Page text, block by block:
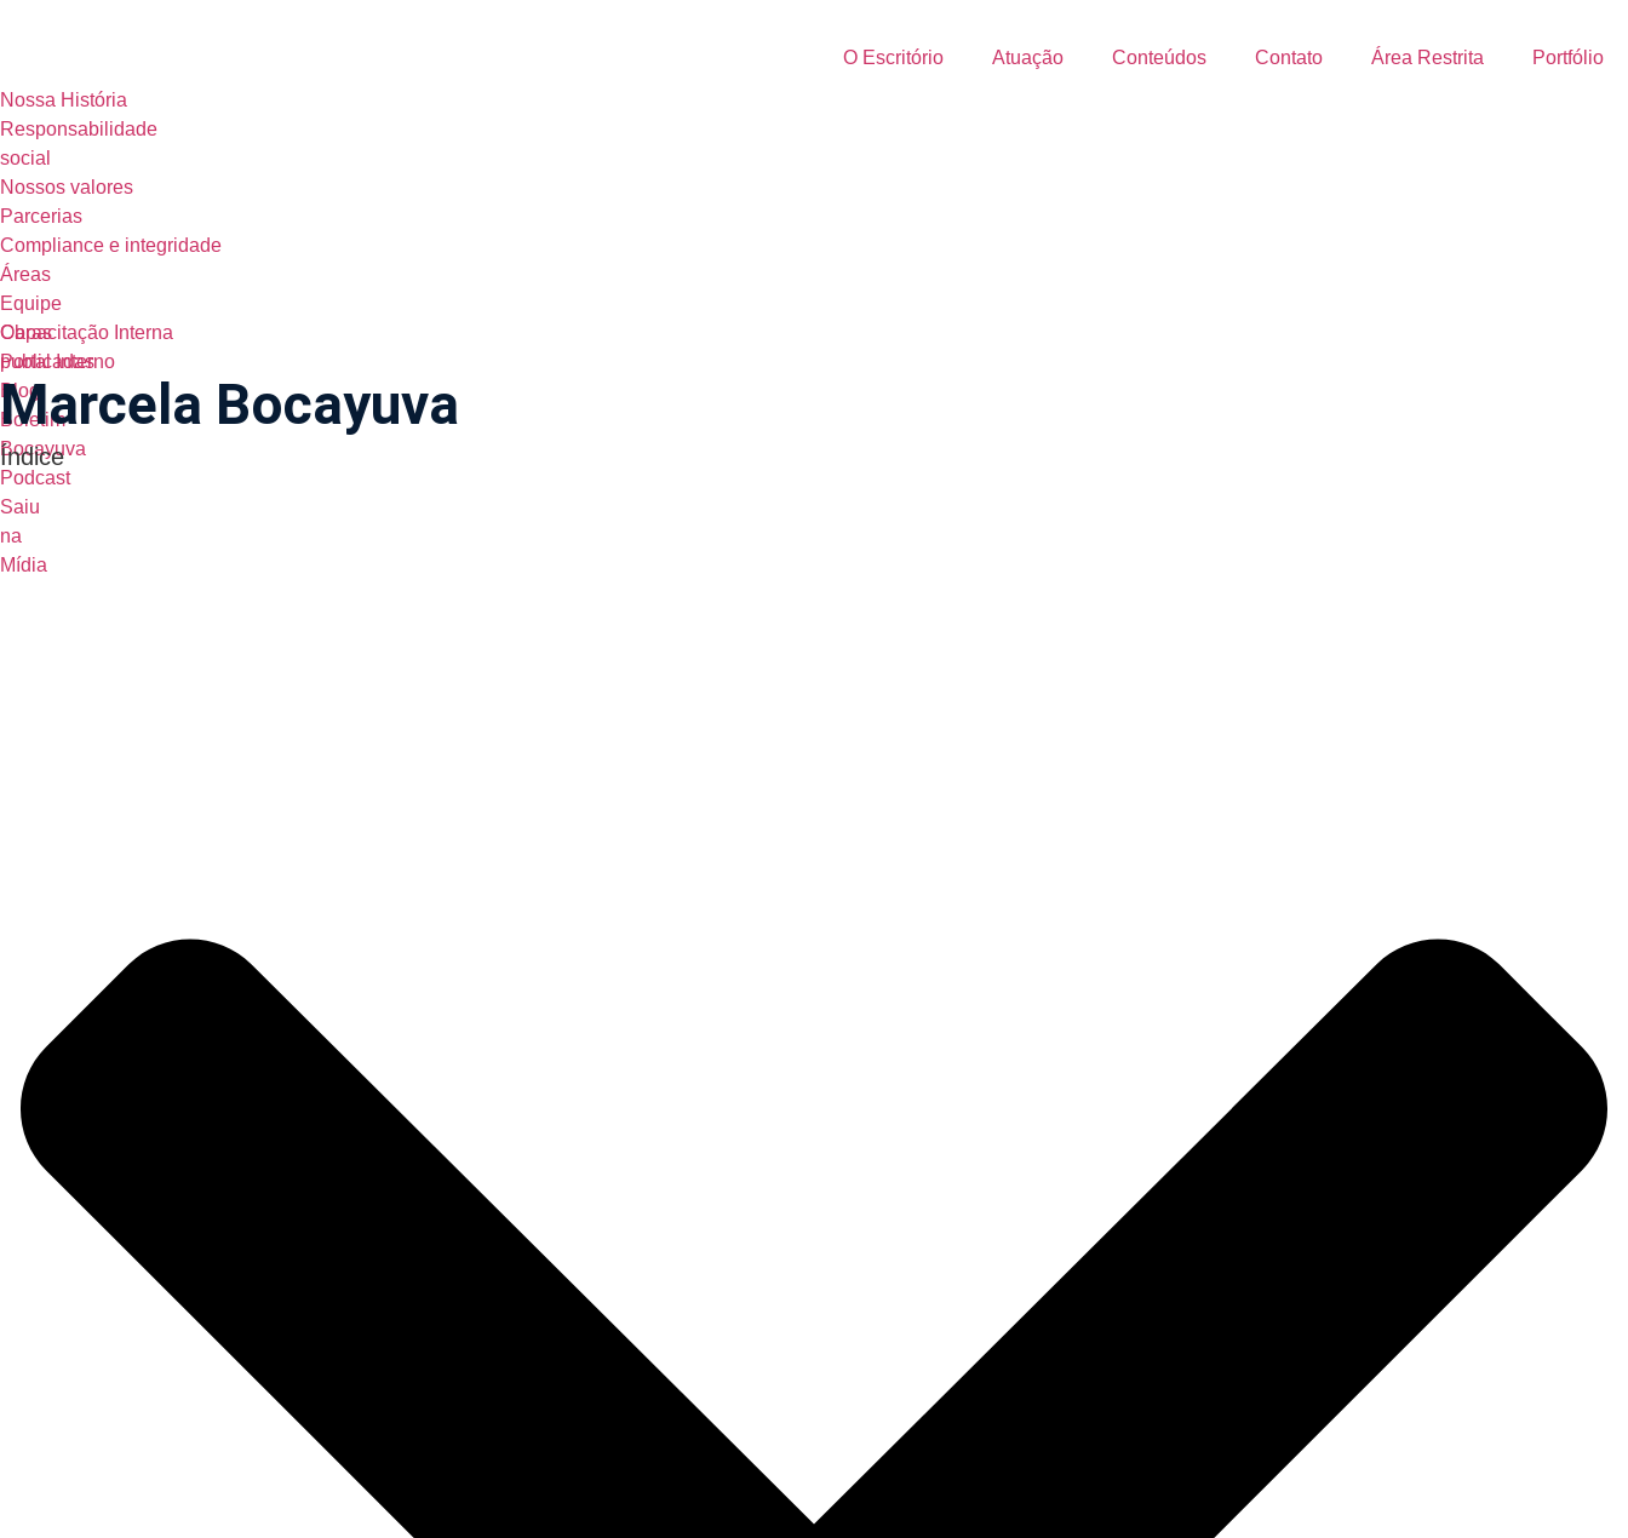
O Escritório Atuação Conteúdos Contato Área Restrita Portfólio
Nossa História
Responsabilidade
social
Nossos valores
Parcerias
Compliance e integridade
Áreas
Equipe
Obras
publicadas
Blog
Boletim
Bocayuva
Podcast
Saiu
na
Mídia
Capacitação Interna
Portal Interno
Marcela Bocayuva
Índice